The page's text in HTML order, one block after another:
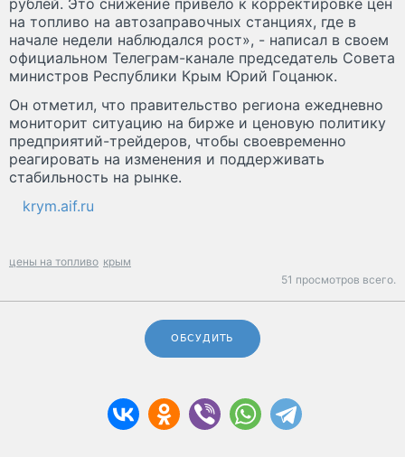
рублей. Это снижение привело к корректировке цен
на топливо на автозаправочных станциях, где в
начале недели наблюдался рост», - написал в своем
официальном Телеграм-канале председатель Совета
министров Республики Крым Юрий Гоцанюк.
Он отметил, что правительство региона ежедневно
мониторит ситуацию на бирже и ценовую политику
предприятий-трейдеров, чтобы своевременно
реагировать на изменения и поддерживать
стабильность на рынке.
krym.aif.ru
цены на топливо крым
51 просмотров всего.
ОБСУДИТЬ